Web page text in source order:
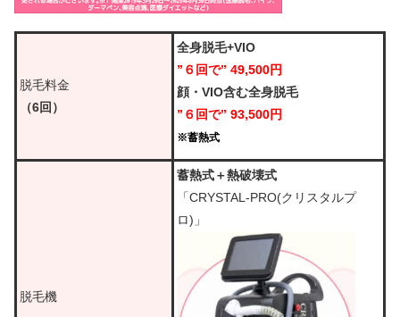
脱毛料金
（6回）
全身脱毛+VIO
”６回で” 49,500円
顔・VIO含む全身脱毛
”６回で” 93,500円
※蓄熱式
脱毛機
蓄熱式＋熱破壊式
「CRYSTAL-PRO(クリスタルプ
ロ)」